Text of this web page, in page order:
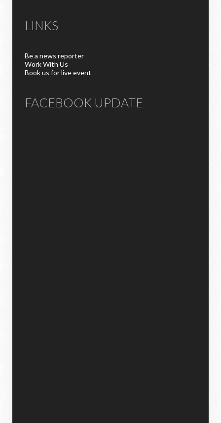
LINKS
Be a news reporter
Work With Us
Book us for live event
FACEBOOK UPDATE